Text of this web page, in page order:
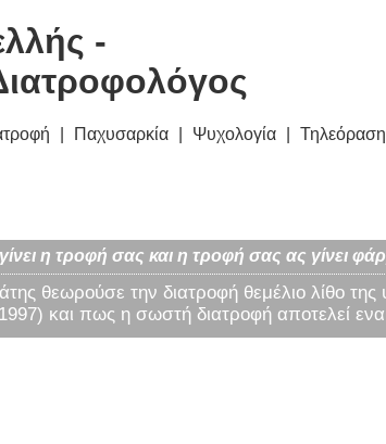
-
Παχυσαρκία Ψυχολογία Τηλεόραση
η τροφή σας και η τροφή σας ας γίνει
θεωρούσε την διατροφή θεμέλιο λίθο
και πως η σωστή διατροφή αποτελεί ενα